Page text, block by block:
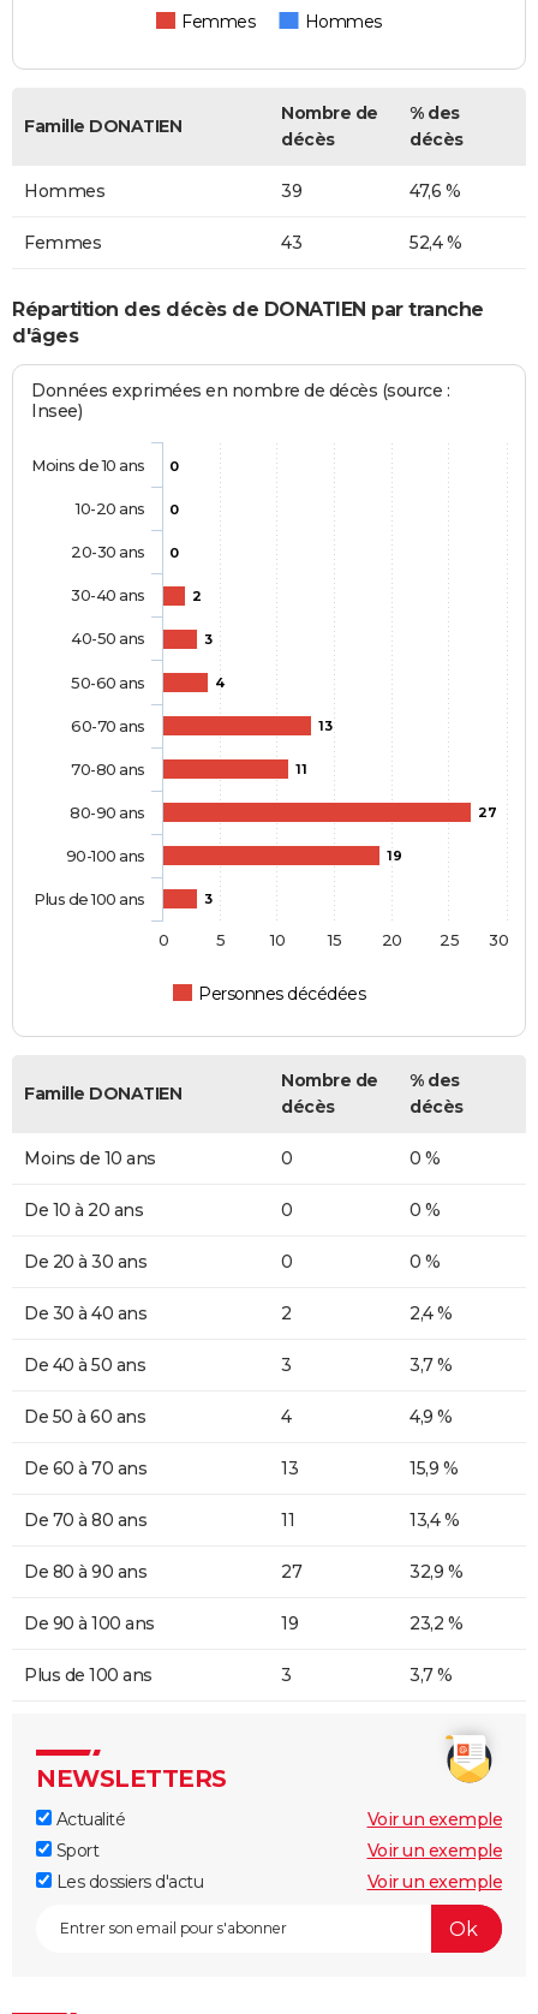
Femmes Hommes
Famille DONATIEN
Nombre de
décès
% des
décès
Hommes 39 47,6 %
Femmes 43 52,4 %
Répartition des décès de DONATIEN par tranche
d'âges
Données exprimées en nombre de décès (source :
Insee)
0
0
0
2
3
4
13
11
27
19
3
Personnes décédées
Moins de 10 ans
10-20 ans
20-30 ans
30-40 ans
40-50 ans
50-60 ans
60-70 ans
70-80 ans
80-90 ans
90-100 ans
Plus de 100 ans
0 5 10 15 20 25 30
Famille DONATIEN
Nombre de
décès
% des
décès
Moins de 10 ans 0 0 %
De 10 à 20 ans 0 0 %
De 20 à 30 ans 0 0 %
De 30 à 40 ans 2 2,4 %
De 40 à 50 ans 3 3,7 %
De 50 à 60 ans 4 4,9 %
De 60 à 70 ans 13 15,9 %
De 70 à 80 ans 11 13,4 %
De 80 à 90 ans 27 32,9 %
De 90 à 100 ans 19 23,2 %
Plus de 100 ans 3 3,7 %
NEWSLETTERS
Actualité
Voir un exemple
Sport
Voir un exemple
Les dossiers d'actu
Voir un exemple